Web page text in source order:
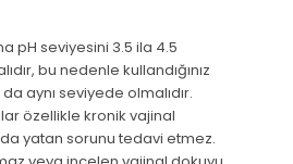
pH seviyesini 3.5 ila 4.5
bu nedenle kullandığınız
da aynı seviyede olmalıdır.
özellikle kronik vajinal
yatan sorunu tedavi etmez.